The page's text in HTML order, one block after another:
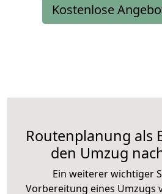
Kostenlose
Routenplanung als
den Umzug
Ein weiterer wichtiger
Vorbereitung eines Umzugs